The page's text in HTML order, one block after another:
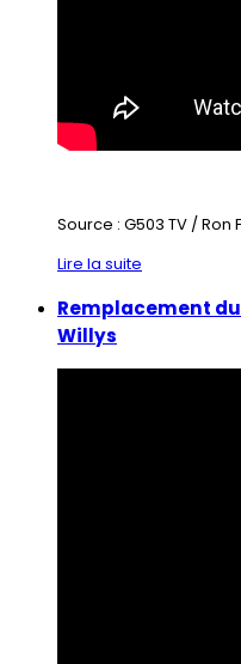
Source : G503 TV /
Lire la suite
Remplacement
Willys